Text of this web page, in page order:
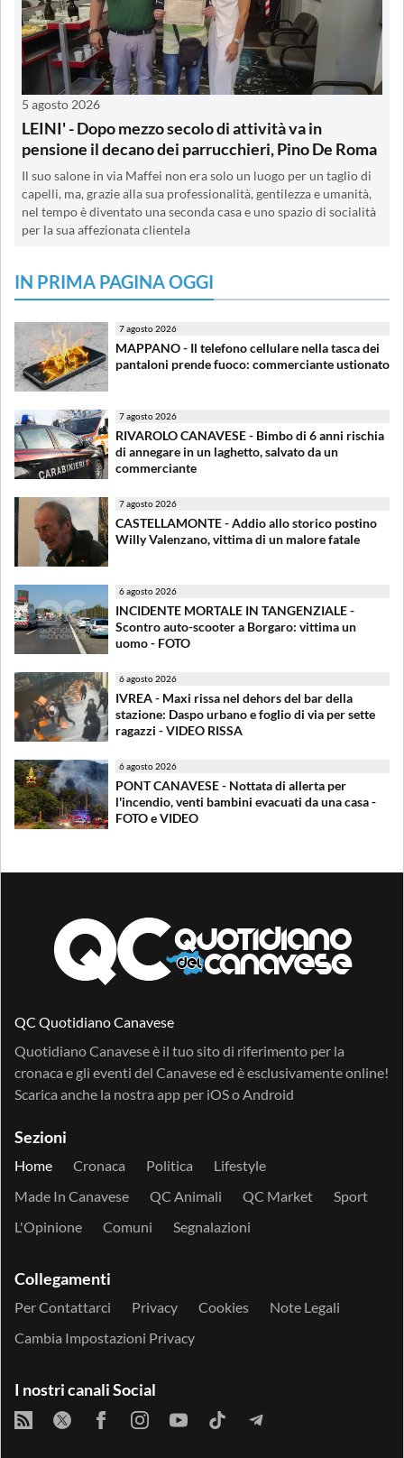
5 agosto 2026
LEINI' - Dopo mezzo secolo di attività va in
pensione il decano dei parrucchieri, Pino De Roma
Il suo salone in via Maffei non era solo un luogo per un taglio di
capelli, ma, grazie alla sua professionalità, gentilezza e umanità,
nel tempo è diventato una seconda casa e uno spazio di socialità
per la sua affezionata clientela
IN PRIMA PAGINA OGGI
7 agosto 2026
MAPPANO - Il telefono cellulare nella tasca dei
pantaloni prende fuoco: commerciante ustionato
7 agosto 2026
RIVAROLO CANAVESE - Bimbo di 6 anni rischia
di annegare in un laghetto, salvato da un
commerciante
7 agosto 2026
CASTELLAMONTE - Addio allo storico postino
Willy Valenzano, vittima di un malore fatale
6 agosto 2026
INCIDENTE MORTALE IN TANGENZIALE -
Scontro auto-scooter a Borgaro: vittima un
uomo - FOTO
6 agosto 2026
IVREA - Maxi rissa nel dehors del bar della
stazione: Daspo urbano e foglio di via per sette
ragazzi - VIDEO RISSA
6 agosto 2026
PONT CANAVESE - Nottata di allerta per
l'incendio, venti bambini evacuati da una casa -
FOTO e VIDEO
QC Quotidiano Canavese
Quotidiano Canavese è il tuo sito di riferimento per la
cronaca e gli eventi del Canavese ed è esclusivamente online!
Scarica anche la nostra app per iOSo Android
Sezioni
Home Cronaca Politica
Lifestyle
Made In Canavese
QC Animali QC Market
Sport
L'Opinione
Comuni Segnalazioni
Collegamenti
Per Contattarci Privacy Cookies
Note Legali
Cambia Impostazioni Privacy
I nostri canali Social